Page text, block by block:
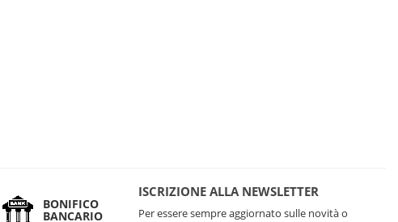
BONIFICO
BANCARIO
ISCRIZIONE ALLA NEWSLETTER
Per essere sempre aggiornato sulle novità o